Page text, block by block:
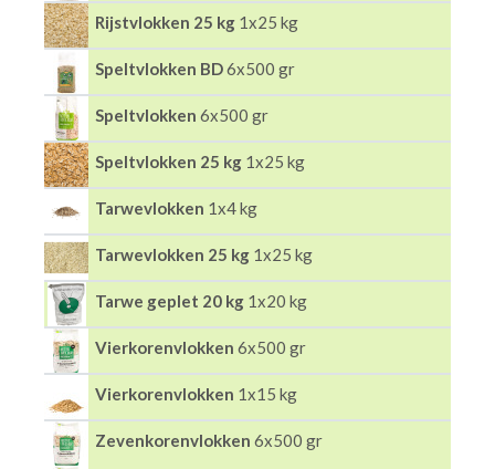
Rijstvlokken 25 kg 1x25 kg
Speltvlokken BD6x500 gr
Speltvlokken 6x500 gr
Speltvlokken 25 kg 1x25 kg
Tarwevlokken 1x4 kg
Tarwevlokken 25 kg 1x25 kg
Tarwe geplet 20 kg 1x20 kg
Vierkorenvlokken 6x500 gr
Vierkorenvlokken 1x15 kg
Zevenkorenvlokken 6x500 gr